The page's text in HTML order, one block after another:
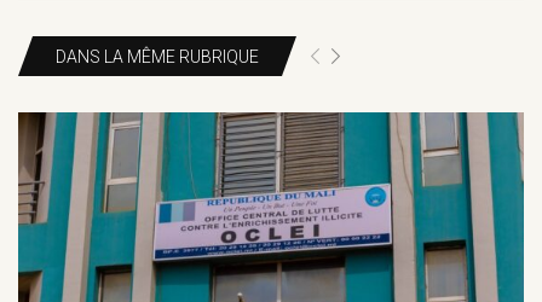
DANS LA MÊME RUBRIQUE